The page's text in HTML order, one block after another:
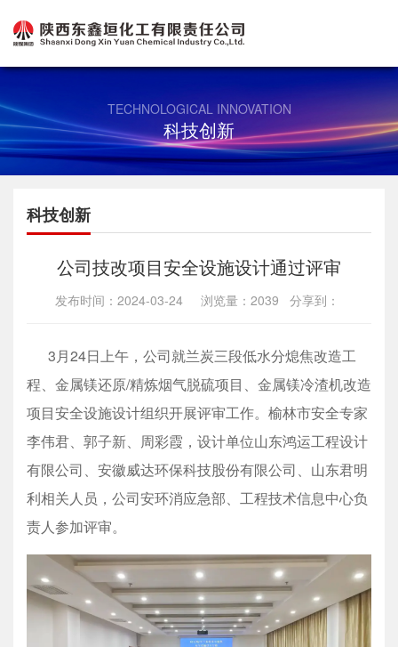
TECHNOLOGICAL INNOVATION
科技创新
科技创新
公司技改项目安全设施设计通过评审
发布时间：2024-03-24 浏览量：2039 分享到：
3月24日上午，公司就兰炭三段低水分熄焦改造工
程、金属镁还原/精炼烟气脱硫项目、金属镁冷渣机改造
项目安全设施设计组织开展评审工作。榆林市安全专家
李伟君、郭子新、周彩霞，设计单位山东鸿运工程设计
有限公司、安徽威达环保科技股份有限公司、山东君明
利相关人员，公司安环消应急部、工程技术信息中心负
责人参加评审。